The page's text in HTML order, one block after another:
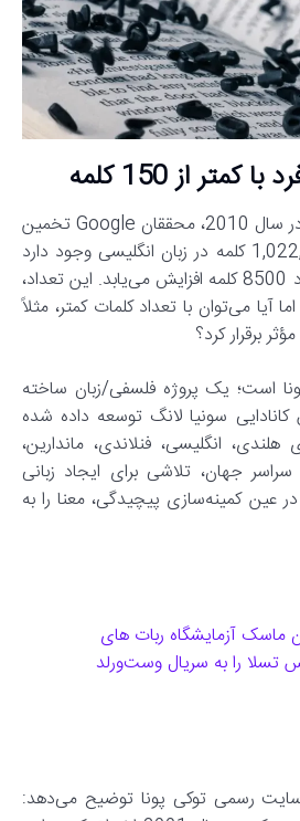
از 150 کلمه
به گزارش رسانه مدیاتی، در سال 2010، محققان Google تخمین
زدند که در مجموع 1,022,000 کلمه در زبان انگلیسی وجود دارد
و این تعداد هر سال حدود 8500 کلمه افزایش می‌یابد. این تعداد،
آیا می‌توان با تعداد کلمات کمتر، مثلاً
است؛ یک پروژه فلسفی/زبان ساخته
سونیا لانگ توسعه داده شده
انگلیسی، فنلاندی، ماندارین،
جهان، تلاشی برای ایجاد زبانی
عین کمینه‌سازی پیچیدگی، معنا را به
ماسک آزمایشگاه ربات های
تسلا را به سریال وست‌ورلد
رسمی توکی پونا توضیح می‌دهد: